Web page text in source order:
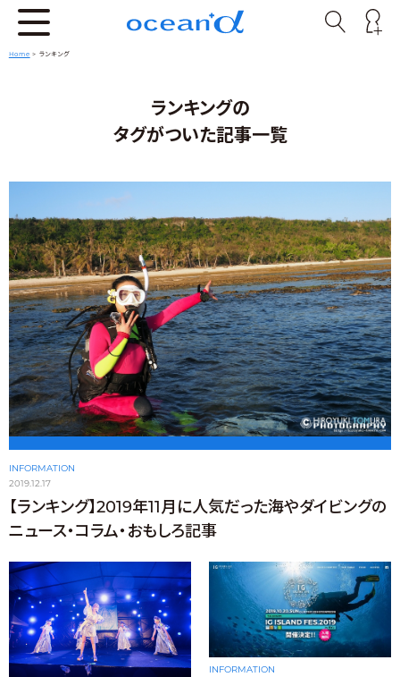
Home > ランキング
ランキングの
タグがついた記事一覧
INFORMATION
2019.12.17
【ランキング】2019年11月に人気だった海やダイビングの
ニュース・コラム・おもしろ記事
INFORMATION